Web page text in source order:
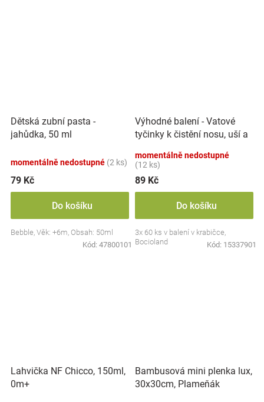
Dětská zubní pasta -
jahůdka, 50 ml
momentálně nedostupné (2 ks)
79 Kč
Do košíku
Bebble, Věk: +6m, Obsah: 50ml
Kód: 47800101
Výhodné balení - Vatové
tyčinky k čistění nosu, uší a
momentálně nedostupné
(12 ks)
89 Kč
Do košíku
3x 60 ks v balení v krabičce,
Bocioland
Kód: 15337901
Lahvička NF Chicco, 150ml,
0m+
Bambusová mini plenka lux,
30x30cm, Plameňák